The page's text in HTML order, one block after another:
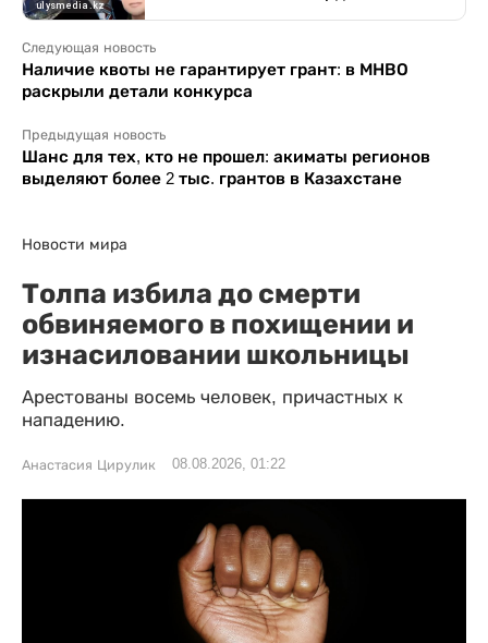
Следующая новость
Наличие квоты не гарантирует грант: в МНВО
раскрыли детали конкурса
Предыдущая новость
Шанс для тех, кто не прошел: акиматы регионов
выделяют более 2 тыс. грантов в Казахстане
Новости мира
Толпа избила до смерти
обвиняемого в похищении и
изнасиловании школьницы
Арестованы восемь человек, причастных к
нападению.
Анастасия Цирулик 08.08.2026, 01:22